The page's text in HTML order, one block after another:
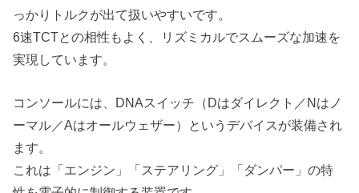
っかりトルクが出て扱いやすいです。
6速TCTとの相性もよく、リズミカルでスムーズな加速を
実現しています。
コンソールには、DNAスイッチ（Dはダイレクト／Nはノ
ーマル／Aはオールウェザー）というデバイスが装備され
ます。
これは「エンジン」「ステアリング」「ダンパー」の特